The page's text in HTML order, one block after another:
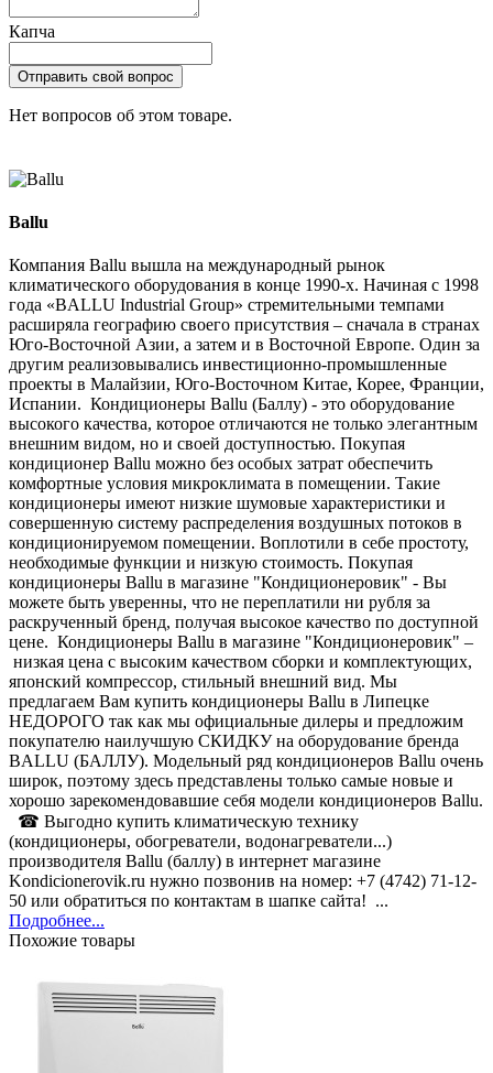
Капча
Отправить свой вопрос
Нет вопросов об этом товаре.
Ballu
Компания Ballu вышла на международный рынок
климатического оборудования в конце 1990-х. Начиная с 1998
года «BALLU Industrial Group» стремительными темпами
расширяла географию своего присутствия – сначала в странах
Юго-Восточной Азии, а затем и в Восточной Европе. Один за
другим реализовывались инвестиционно-промышленные
проекты в Малайзии, Юго-Восточном Китае, Корее, Франции,
Испании. Кондиционеры Ballu (Баллу) - это оборудование
высокого качества, которое отличаются не только элегантным
внешним видом, но и своей доступностью. Покупая
кондиционер Ballu можно без особых затрат обеспечить
комфортные условия микроклимата в помещении. Такие
кондиционеры имеют низкие шумовые характеристики и
совершенную систему распределения воздушных потоков в
кондиционируемом помещении. Воплотили в себе простоту,
необходимые функции и низкую стоимость. Покупая
кондиционеры Ballu в магазине "Кондиционеровик" - Вы
можете быть уверенны, что не переплатили ни рубля за
раскрученный бренд, получая высокое качество по доступной
цене. Кондиционеры Ballu в магазине "Кондиционеровик" –
низкая цена с высоким качеством сборки и комплектующих,
японский компрессор, стильный внешний вид. Мы
предлагаем Вам купить кондиционеры Ballu в Липецке
НЕДОРОГО так как мы официальные дилеры и предложим
покупателю наилучшую СКИДКУ на оборудование бренда
BALLU (БАЛЛУ). Модельный ряд кондиционеров Ballu очень
широк, поэтому здесь представлены только самые новые и
хорошо зарекомендовавшие себя модели кондиционеров Ballu.
☎ Выгодно купить климатическую технику
(кондиционеры, обогреватели, водонагреватели...)
производителя Ballu (баллу) в интернет магазине
Kondicionerovik.ru нужно позвонив на номер: +7 (4742) 71-12-
50 или обратиться по контактам в шапке сайта! ...
Подробнее...
Похожие товары